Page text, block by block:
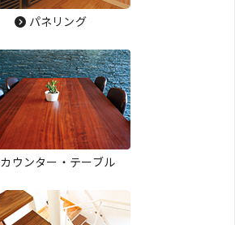
パネリング
カウンター・テーブル